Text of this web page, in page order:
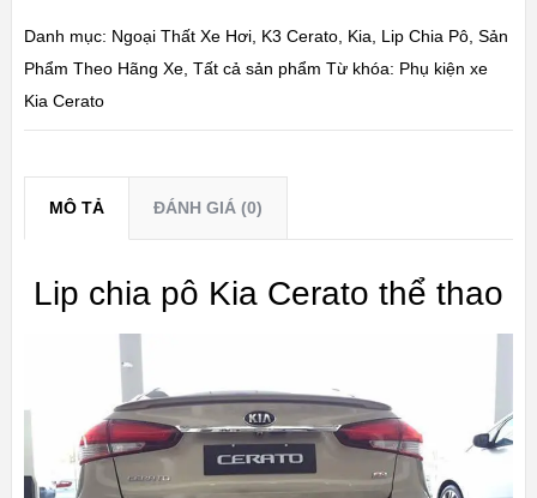
Danh mục: Ngoại Thất Xe Hơi, K3 Cerato, Kia Lip Chia Pô, Sản
Phẩm Theo Hãng Xe, Tất cả sản phẩm Từ khóa: Phụ kiện xe
Kia Cerato
MÔ TẢ ĐÁNH GIÁ (0)
Lip chia pô Kia Cerato thể thao